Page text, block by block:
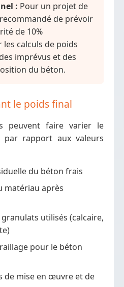
: Pour un projet de
de prévoir
de 10%
calculs de poids
imprévus et des
du béton.
le poids final
peuvent faire varier le
rapport aux valeurs
du béton frais
matériau après
utilisés (calcaire,
pour le béton
de mise en œuvre et de